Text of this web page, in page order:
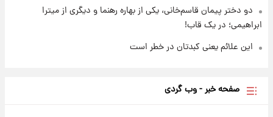
دو دختر پیمان قاسم‌خانی، یکی از بهاره رهنما و دیگری از میترا
ابراهیمی؛ در یک قاب!
این علائم یعنی کبدتان در خطر است
صفحه خبر - وب گردی